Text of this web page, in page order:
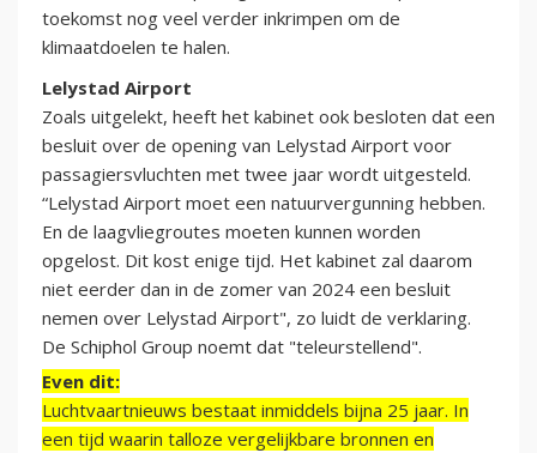
toekomst nog veel verder inkrimpen om de
klimaatdoelen te halen.
Lelystad Airport
Zoals uitgelekt, heeft het kabinet ook besloten dat een
besluit over de opening van Lelystad Airport voor
passagiersvluchten met twee jaar wordt uitgesteld.
“Lelystad Airport moet een natuurvergunning hebben.
En de laagvliegroutes moeten kunnen worden
opgelost. Dit kost enige tijd. Het kabinet zal daarom
niet eerder dan in de zomer van 2024 een besluit
nemen over Lelystad Airport", zo luidt de verklaring.
De Schiphol Group noemt dat "teleurstellend".
Even dit:
Luchtvaartnieuws bestaat inmiddels bijna 25 jaar. In
een tijd waarin talloze vergelijkbare bronnen en